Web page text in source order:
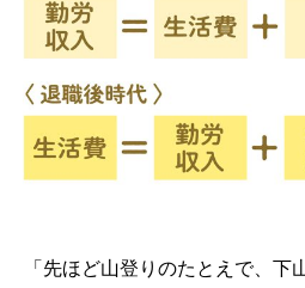
「先ほど山登りのたとえで、下